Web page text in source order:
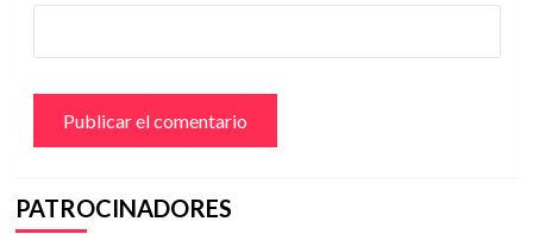
PATROCINADORES